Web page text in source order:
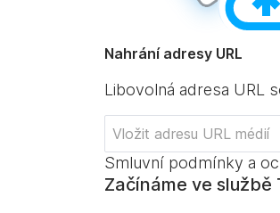
Nahrání adresy URL
Libovolná adresa URL
Smluvní podmínky a
Začínáme ve službě